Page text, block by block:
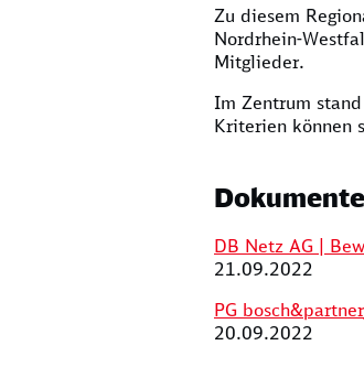
Zu diesem
Nordrhein-
Mitglieder.
Im Zentrum
Kriterien können
Dokumente
DB Netz AG |
21.09.2022
PG
20.09.2022